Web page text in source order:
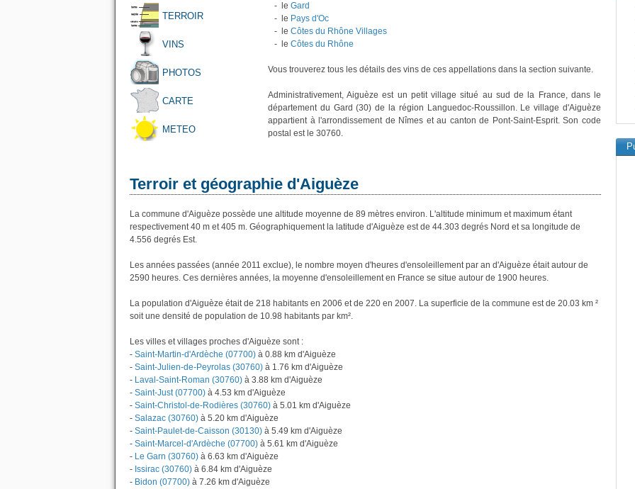
TERROIR
VINS
PHOTOS
CARTE
METEO
- le Gard
- le Pays d'Oc
- le Côtes du Rhône Villages
- le Côtes du Rhône
Vous trouverez tous les détails des vins de ces appellations dans la section suivante.
Administrativement, Aiguèze est un petit village situé au sud de la France, dans le
département du Gard (30) de la région Languedoc-Roussillon. Le village d'Aiguèze
appartient à l'arrondissement de Nîmes et au canton de Pont-Saint-Esprit. Son code
postal est le 30760.
Terroir et géographie d'Aiguèze
La commune d'Aiguèze possède une altitude moyenne de 89 mètres environ. L'altitude minimum et maximum étant
respectivement 40 m et 405 m. Géographiquement la latitude d'Aiguèze est de 44.303 degrés Nord et sa longitude de
4.556 degrés Est.
Les années passées (année 2011 exclue), le nombre moyen d'heures d'ensoleillement par an d'Aiguèze était autour de
2590 heures. Ces dernières années, la moyenne d'ensoleillement en France se situe autour de 1900 heures.
La population d'Aiguèze était de 218 habitants en 2006 et de 220 en 2007. La superficie de la commune est de 20.03 km ²
soit une densité de population de 10.98 habitants par km².
Les villes et villages proches d'Aiguèze sont :
- Saint-Martin-d'Ardèche (07700) à 0.88 km d'Aiguèze
- Saint-Julien-de-Peyrolas (30760) à 1.76 km d'Aiguèze
- Laval-Saint-Roman (30760) à 3.88 km d'Aiguèze
- Saint-Just (07700) à 4.53 km d'Aiguèze
- Saint-Christol-de-Rodières (30760) à 5.01 km d'Aiguèze
- Salazac (30760) à 5.20 km d'Aiguèze
- Saint-Paulet-de-Caisson (30130) à 5.49 km d'Aiguèze
- Saint-Marcel-d'Ardèche (07700) à 5.61 km d'Aiguèze
- Le Garn (30760) à 6.63 km d'Aiguèze
- Issirac (30760) à 6.84 km d'Aiguèze
- Bidon (07700) à 7.26 km d'Aiguèze